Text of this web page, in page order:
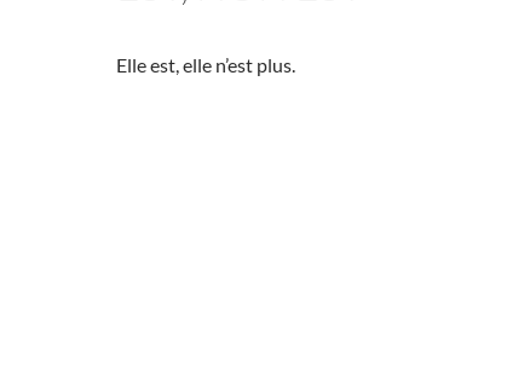
Elle est, elle n’est plus.